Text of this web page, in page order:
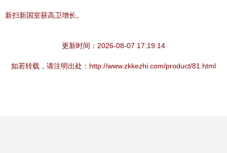
新扫新国室获高卫增长。
更新时间：2026-08-07 17:19:14
如若转载，请注明出处：http://www.zkkezhi.com/product/81.html